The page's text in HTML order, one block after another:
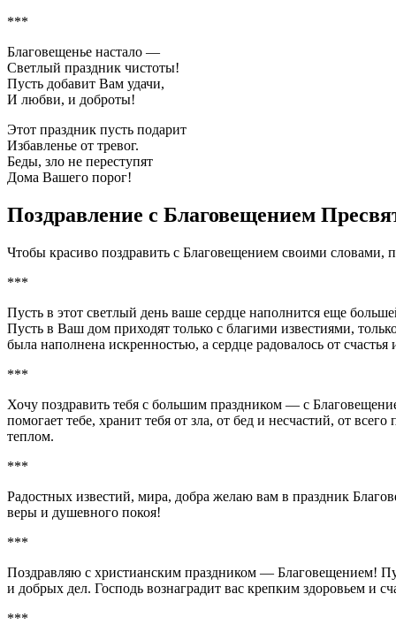
***
Благовещенье настало —
Светлый праздник чистоты!
Пусть добавит Вам удачи,
И любви, и доброты!
Этот праздник пусть подарит
Избавленье от тревог.
Беды, зло не переступят
Дома Вашего порог!
Поздравление с Благовещением
Чтобы красиво поздравить с Благовещением своими словами,
***
Пусть в этот светлый день ваше сердце наполнится еще
Пусть в Ваш дом приходят только с благими известиями,
была наполнена искренностью, а сердце радовалось от
***
Хочу поздравить тебя с большим праздником — с
помогает тебе, хранит тебя от зла, от бед и несчастий, от
теплом.
***
Радостных известий, мира, добра желаю вам в праздник
веры и душевного покоя!
***
Поздравляю с христианским праздником — Благовещением!
и добрых дел. Господь вознаградит вас крепким здоровьем и
***